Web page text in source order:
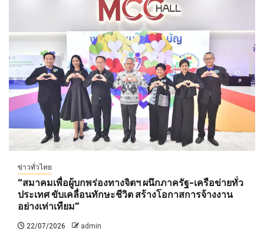
ข่าวทั่วไทย
“สมาคมเพื่อผู้บกพร่องทางจิตฯ ผนึกภาครัฐ-เครือข่ายทั่ว
ประเทศ ขับเคลื่อนทักษะชีวิต สร้างโอกาสการจ้างงาน
อย่างเท่าเทียม”
22/07/2026 admin